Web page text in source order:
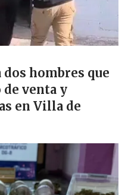
hombres que
de venta y
en Villa de